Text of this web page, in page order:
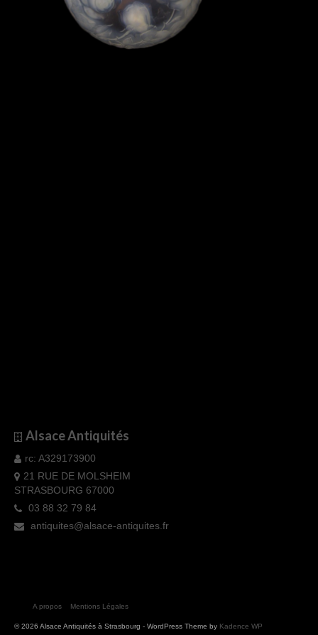
Alsace Antiquités
rc: A329173900
21 RUE DE MOLSHEIM
STRASBOURG 67000
03 88 32 79 84
antiquites@alsace-antiquites.fr
A propos Mentions Légales
© 2026 Alsace Antiquités à Strasbourg - WordPress Theme by Kadence WP